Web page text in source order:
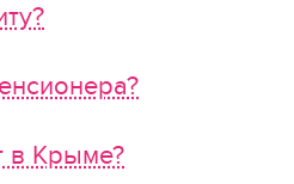
в Крыме?